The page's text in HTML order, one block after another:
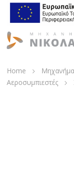
Home
Αεροσυμπιεστές